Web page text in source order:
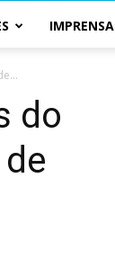
IMPRENSA
do